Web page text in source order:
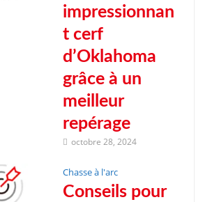
impressionnan
t cerf
d’Oklahoma
grâce à un
meilleur
repérage
octobre 28, 2024
Chasse à l'arc
Conseils pour